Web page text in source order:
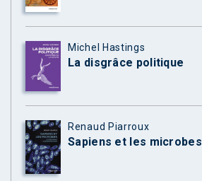
Michel Hastings
La disgrâce politique
Renaud Piarroux
Sapiens et les microbes